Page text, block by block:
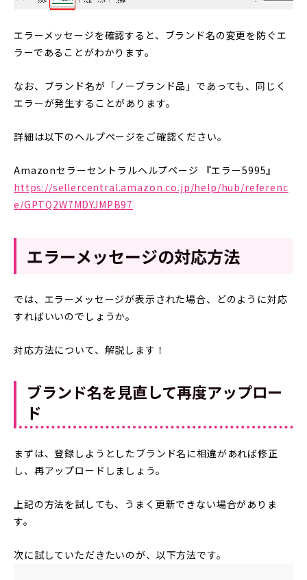
エラーメッセージを確認すると、ブランド名の変更を防ぐエ
ラーであることがわかります。
なお、ブランド名が「ノーブランド品」であっても、同じく
エラーが発生することがあります。
詳細は以下のヘルプページをご確認ください。
Amazonセラーセントラルヘルプページ 『エラー5995』
https://sellercentral.amazon.co.jp/help/hub/referenc
e/GPTQ2W7MDYJMPB97
エラーメッセージの対応方法
では、エラーメッセージが表示された場合、どのように対応
すればいいのでしょうか。
対応方法について、解説します！
ブランド名を見直して再度アップロー
ド
まずは、登録しようとしたブランド名に相違があれば修正
し、再アップロードしましょう。
上記の方法を試しても、うまく更新できない場合がありま
す。
次に試していただきたいのが、以下方法です。